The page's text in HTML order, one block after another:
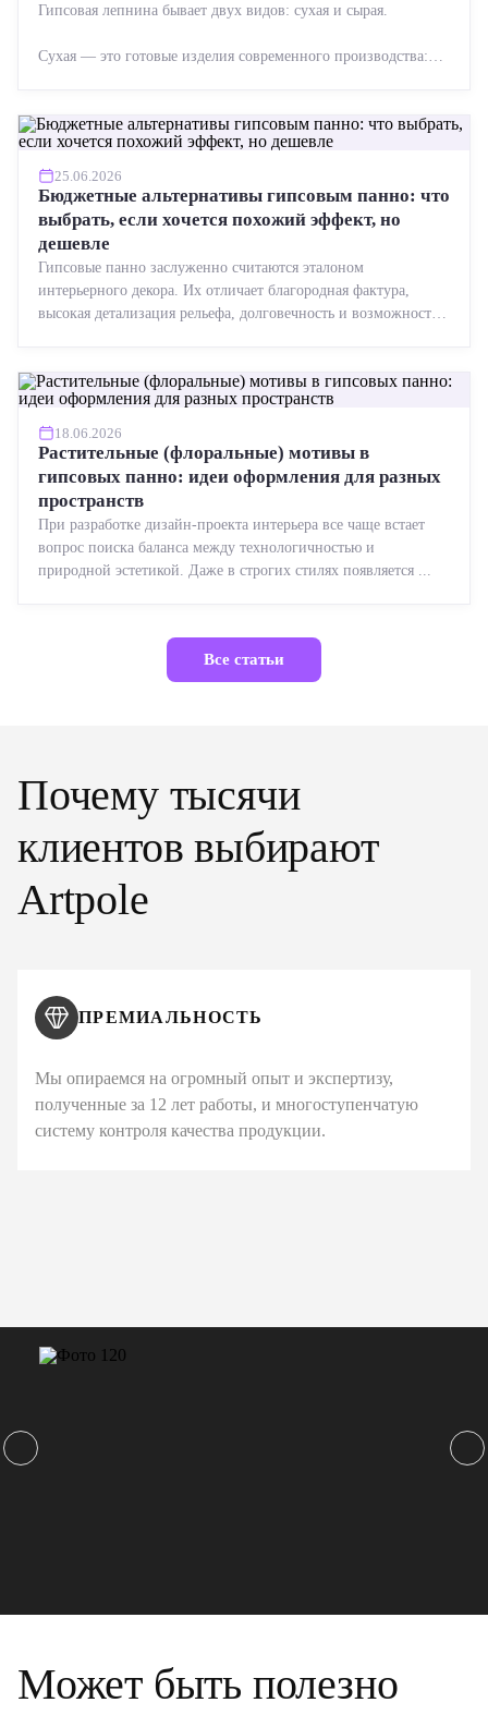
Гипсовая лепнина бывает двух видов: сухая и сырая.
Сухая — это готовые изделия современного производства:
25.06.2026
Бюджетные альтернативы гипсовым панно: что
выбрать, если хочется похожий эффект, но
дешевле
Гипсовые панно заслуженно считаются эталоном
интерьерного декора. Их отличает благородная фактура,
высокая детализация рельефа, долговечность и возможность
18.06.2026
Растительные (флоральные) мотивы в
гипсовых панно: идеи оформления для разных
пространств
При разработке дизайн-проекта интерьера все чаще встает
вопрос поиска баланса между технологичностью и
природной эстетикой. Даже в строгих стилях появляется ...
Все статьи
Почему тысячи
клиентов выбирают
Artpole
ПРЕМИАЛЬНОСТЬ
Мы опираемся на огромный опыт и экспертизу,
полученные за 12 лет работы, и многоступенчатую
систему контроля качества продукции.
Может быть полезно